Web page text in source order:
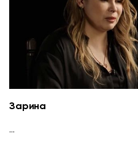
Зарина
...